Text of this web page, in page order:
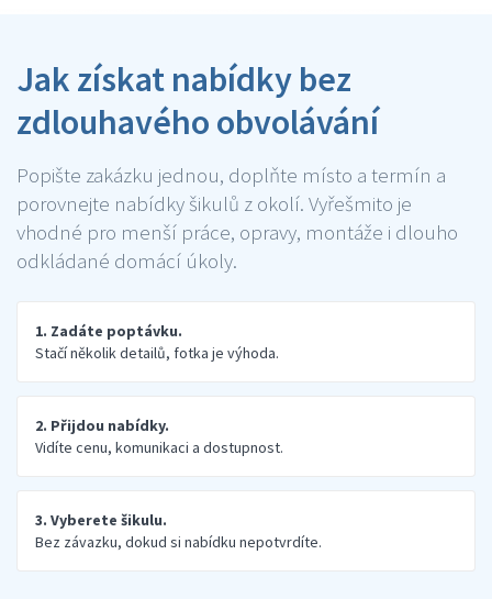
Jak získat nabídky bez
zdlouhavého obvolávání
Popište zakázku jednou, doplňte místo a termín a
porovnejte nabídky šikulů z okolí. Vyřešmito je
vhodné pro menší práce, opravy, montáže i dlouho
odkládané domácí úkoly.
1. Zadáte poptávku.
Stačí několik detailů, fotka je výhoda.
2. Přijdou nabídky.
Vidíte cenu, komunikaci a dostupnost.
3. Vyberete šikulu.
Bez závazku, dokud si nabídku nepotvrdíte.